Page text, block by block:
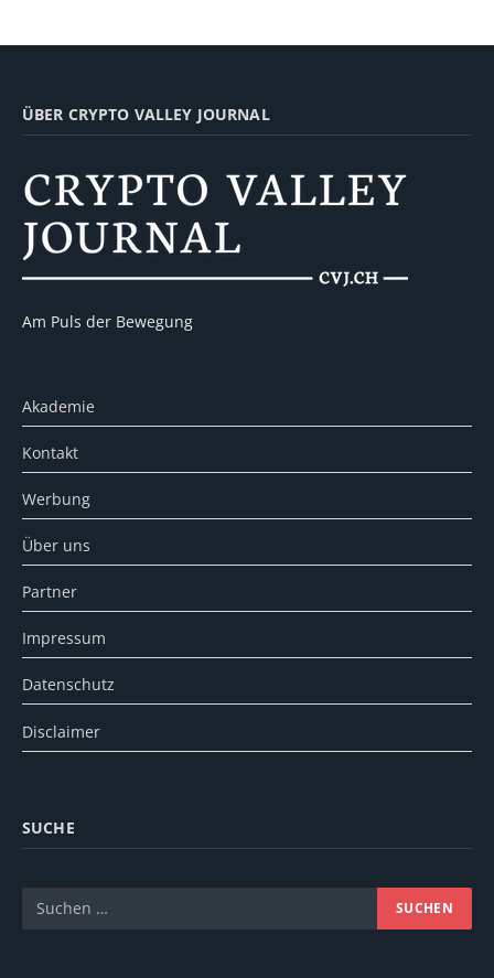
ÜBER CRYPTO VALLEY JOURNAL
Am Puls der Bewegung
Akademie
Kontakt
Werbung
Über uns
Partner
Impressum
Datenschutz
Disclaimer
SUCHE